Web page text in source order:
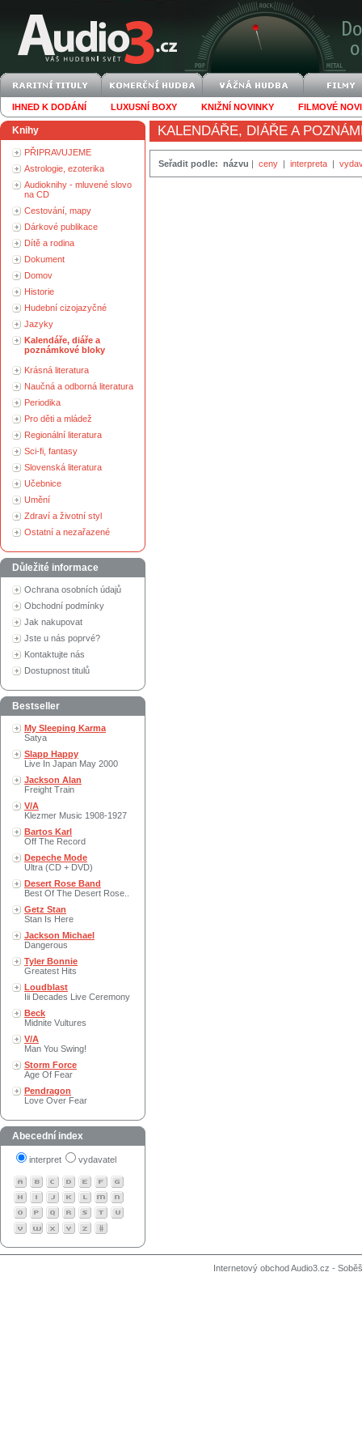
IHNED K DODÁNÍ LUXUSNÍ BOXY KNIŽNÍ NOVINKY FILMOVÉ
Knihy
PŘIPRAVUJEME
Astrologie, ezoterika
Audioknihy - mluvené slovo
na CD
Cestování, mapy
Dárkové publikace
Dítě a rodina
Dokument
Domov
Historie
Hudební cizojazyčné
Jazyky
Kalendáře, diáře a
poznámkové bloky
Krásná literatura
Naučná a odborná literatura
Periodika
Pro děti a mládež
Regionální literatura
Sci-fi, fantasy
Slovenská literatura
Učebnice
Umění
Zdraví a životní styl
Ostatní a nezařazené
Důležité informace
Ochrana osobních údajů
Obchodní podmínky
Jak nakupovat
Jste u nás poprvé?
Kontaktujte nás
Dostupnost titulů
Bestseller
My Sleeping Karma
Satya
Slapp Happy
Live In Japan May 2000
Jackson Alan
Freight Train
V/A
Klezmer Music 1908-1927
Bartos Karl
Off The Record
Depeche Mode
Ultra (CD + DVD)
Desert Rose Band
Best Of The Desert Rose..
Getz Stan
Stan Is Here
Jackson Michael
Dangerous
Tyler Bonnie
Greatest Hits
Loudblast
Iii Decades Live Ceremony
Beck
Midnite Vultures
V/A
Man You Swing!
Storm Force
Age Of Fear
Pendragon
Love Over Fear
Abecední index
interpret vydavatel
KALENDÁŘE, DIÁŘE A
Seřadit podle: názvu | ceny | interpreta |
Internetový obchod Audio3.cz -